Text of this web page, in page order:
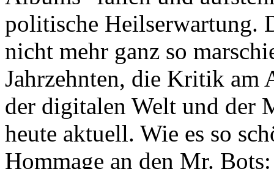
politische Heilserwartung.
nicht mehr ganz so
Jahrzehnten, die Kritik am
der digitalen Welt und der
heute aktuell. Wie es so
Hommage an den Mr.